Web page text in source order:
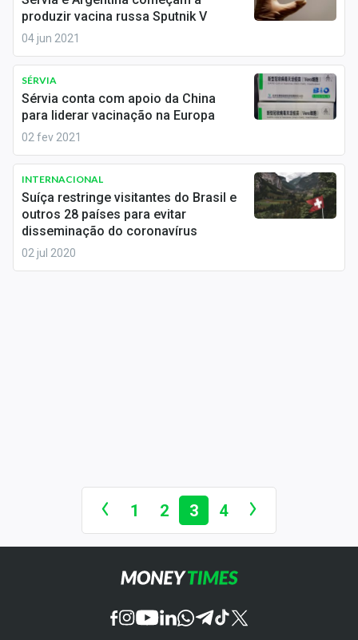
Sobre
Expediente
Contato
produzir vacina russa Sputnik V
04 jun 2021
SÉRVIA
Sérvia conta com apoio da China
para liderar vacinação na Europa
02 fev 2021
INTERNACIONAL
Suíça restringe visitantes do Brasil e
outros 28 países para evitar
disseminação do coronavírus
02 jul 2020
1 2 3 4